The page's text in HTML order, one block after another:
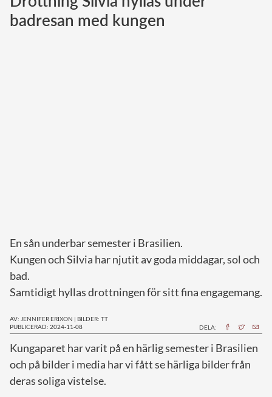
Norska kungahuset
badresan med kungen
En sån underbar semester i Brasilien.
Kungen och Silvia har njutit av goda middagar, sol och
bad.
Samtidigt hyllas drottningen för sitt fina engagemang.
AV: JENNIFER ERIXON | BILDER: TT
PUBLICERAD: 2024-11-08
DELA:
Kungaparet har varit på en härlig semester i Brasilien
och på bilder i media har vi fått se härliga bilder från
deras soliga vistelse.